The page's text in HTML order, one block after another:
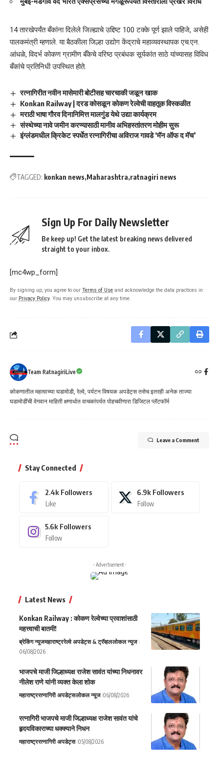
14 तारखेपर्यंत बँकांना दिलेले जिल्ह्याचे उद्दिष्ट 100 टक्के पूर्ण झाले पाहिजे, असेही
पालकमंत्री म्हणाले. या बैठकीला जिल्हा उद्योग केंद्राचे महाव्यवस्थापक एच.एन.
आंधळे, विदर्भ कोकण ग्रामीण बँकेचे वरिष्ठ प्रबंधक सूर्यकांत साठे यांच्यासह विविध
बँकांचे प्रतिनिधी उपस्थित होते.
रत्नागिरीत नवीन मासेमारी बोटीसह चारचाकी जळून खाक
Konkan Railway | दरड कोसळून कोकण रेल्वेची वाहतूक विस्कळीत
मराठी भाषा गौरव दिनानिमित्त मालगुंड येथे उद्या कार्यक्रम
संस्थेच्या नावे जमीन करण्यासाठी मानीव अभिहस्तांतरण मोहीम सुरू
इंग्लंडमधील क्रिकेट स्पर्धेत रत्नागिरीचा अविराज गावडे ‘मॅन ऑफ द मॅच’
TAGGED: konkan news Maharashtra ratnagiri news
Sign Up For Daily Newsletter
Be keep up! Get the latest breaking news delivered
straight to your inbox.
[mc4wp_form]
By signing up, you agree to our Terms of Use and acknowledge the data practices in
our Privacy Policy. You may unsubscribe at any time.
Team RatnagiriLive
कोकणातील महत्वाच्या घडामोडी, रेल्वे, पर्यटन विषयक अपडेट्स तसेच इतरही अनेक ताज्या
घडामोडींची वेगवान माहिती क्षणार्धात वाचकांपर्यत पोहचवीणारा डिजिटल प्लॅटफॉर्म
Leave a Comment
Stay Connected
2.4k Followers
Like
6.9k Followers
Follow
5.6k Followers
Follow
- Advertisement -
Latest News
Konkan Railway : कोकण रेल्वेच्या प्रवाशांसाठी
महत्त्वाची बातमी!
ब्रेकिंग न्यूजमहाराष्ट्ररेल्वे अपडेट्स & ट्रॅव्हललोकल न्यूज
06/08/2026
भाजपचे माजी जिल्हाध्यक्ष राजेश सावंत यांच्या निधनावर
नीलेश राणे यांनी व्यक्त केला शोक
महाराष्ट्ररत्नागिरी अपडेट्सलोकल न्यूज 06/08/2026
रत्नागिरी भाजपचे माजी जिल्हाध्यक्ष राजेश सावंत यांचे
हृदयविकाराच्या धक्क्याने निधन
महाराष्ट्ररत्नागिरी अपडेट्स 05/08/2026